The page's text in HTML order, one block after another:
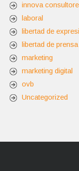
innova
laboral
libertad de
libertad de prensa
marketing
marketing digital
ovb
Uncategorized